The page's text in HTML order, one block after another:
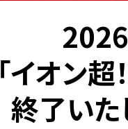
「イオン超
終了いた